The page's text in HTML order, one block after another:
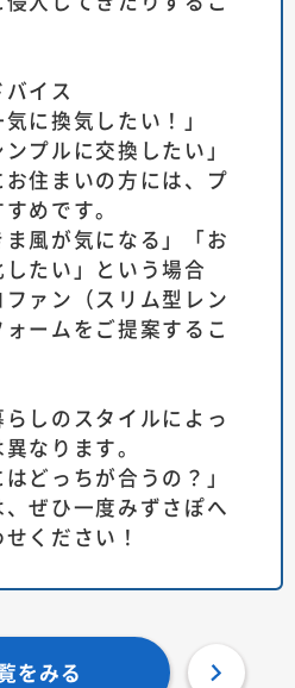
イス
に換気したい！」
プルに交換したい」
住まいの方には、プ
めです。
風が気になる」「お
たい」という場合
ァン（スリム型レン
ームをご提案するこ
しのスタイルによっ
なります。
どっちが合うの？」
ぜひ一度みずさぽへ
ください！
をみる